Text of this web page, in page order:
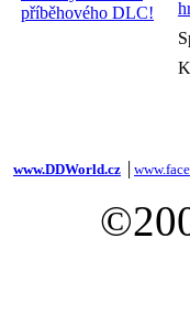
www.DDWorld.cz